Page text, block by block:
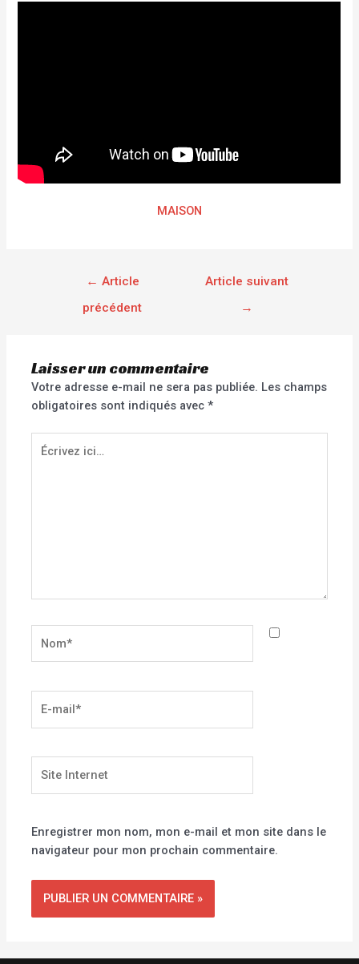
MAISON
← Article
précédent
Article suivant
→
Laisser un commentaire
Votre adresse e-mail ne sera pas publiée. Les champs
obligatoires sont indiqués avec*
Écrivez
ici…
mail*
Internet
Enregistrer mon nom, mon e-mail et mon site dans le
navigateur pour mon prochain commentaire.